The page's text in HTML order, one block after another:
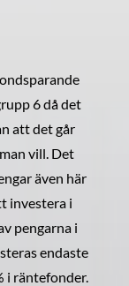
6 då det
att det går
vill. Det
även här
investera i
pengarna i
endaste
i räntefonder.